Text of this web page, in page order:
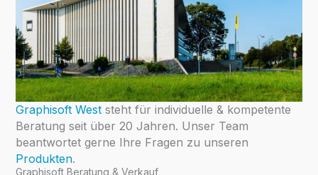
Graphisoft Weststeht für individuelle & kompetente
Beratung seit über 20 Jahren. Unser Team
beantwortet gerne Ihre Fragen zu unseren
Produkten.
Graphisoft Beratung & Verkauf